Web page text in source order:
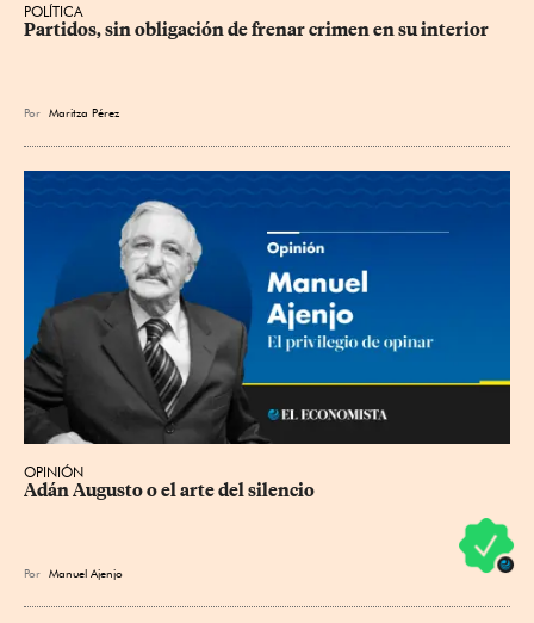
POLÍTICA
Partidos, sin obligación de frenar crimen en su interior
Por Maritza Pérez
OPINIÓN
Adán Augusto o el arte del silencio
Por Manuel Ajenjo